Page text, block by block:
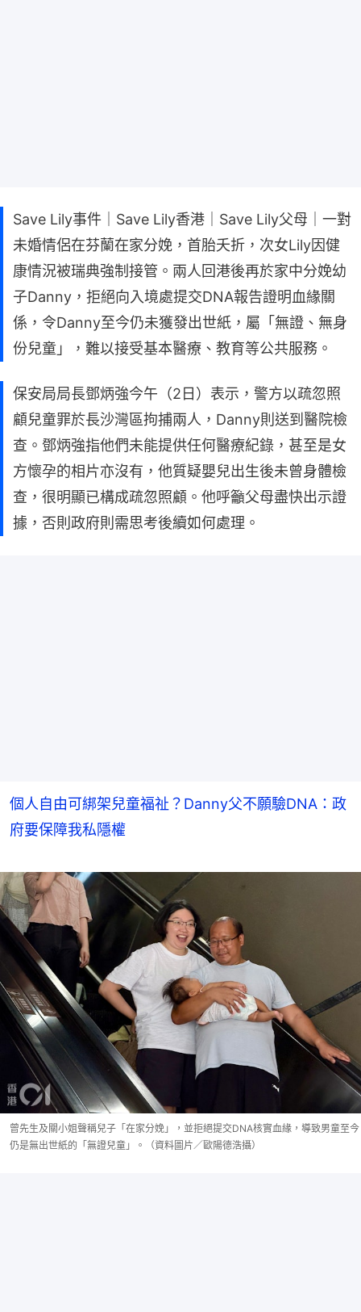
Save Lily事件｜Save Lily香港｜Save Lily父母｜一對
未婚情侶在芬蘭在家分娩，首胎夭折，次女Lily因健
康情況被瑞典強制接管。兩人回港後再於家中分娩幼
子Danny，拒絕向入境處提交DNA報告證明血緣關
係，令Danny至今仍未獲發出世紙，屬「無證、無身
份兒童」，難以接受基本醫療、教育等公共服務。
保安局局長鄧炳強今午（2日）表示，警方以疏忽照
顧兒童罪於長沙灣區拘捕兩人，Danny則送到醫院檢
查。鄧炳強指他們未能提供任何醫療紀錄，甚至是女
方懷孕的相片亦沒有，他質疑嬰兒出生後未曾身體檢
查，很明顯已構成疏忽照顧。他呼籲父母盡快出示證
據，否則政府則需思考後續如何處理。
個人自由可綁架兒童福祉？Danny父不願驗DNA：政
府要保障我私隱權
曾先生及關小姐聲稱兒子「在家分娩」，並拒絕提交DNA核實血緣，導致男童至今
仍是無出世紙的「無證兒童」。（資料圖片／歐陽德浩攝）